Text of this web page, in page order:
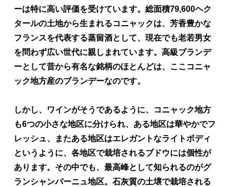
ーは特に高い評価を受けています。総面積79,600ヘク
タールの土地から生まれるコニャックは、芳香豊かな
フランスを代表する蒸留酒として、現在でも老若男女
を問わず広い世代に親しまれています。高級ブランデ
ーとして昔から有名な銘柄のほとんどは、ここコニャ
ック地方産のブランデーなのです。
しかし、ワインがそうであるように、コニャック地方
も6つの小さな地区に分けられ、ある地区は華やかでフ
レッシュ、またある地区はエレガントなライトボディ
というように、各地区で栽培されるブドウには個性が
あります。その中でも、最高峰として知られるのがグ
ランシャンパーニュ地区。石灰質の土壌で栽培される